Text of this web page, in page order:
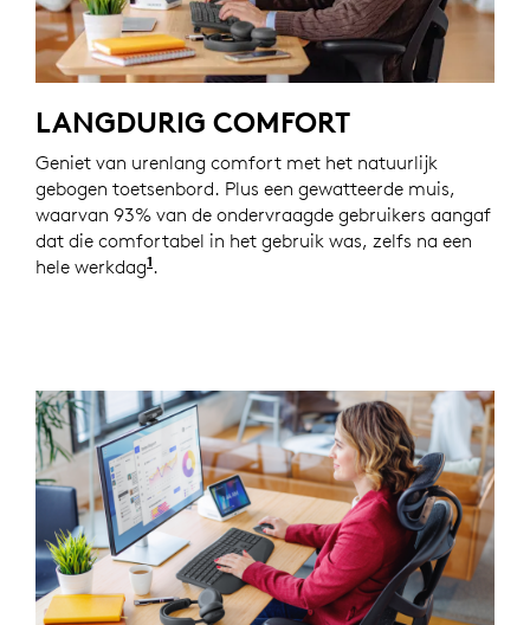
LANGDURIG COMFORT
Geniet van urenlang comfort met het natuurlijk
gebogen toetsenbord. Plus een gewatteerde muis,
waarvan 93% van de ondervraagde gebruikers aangaf
dat die comfortabel in het gebruik was, zelfs na een
hele werkdag1 Op basis van een onderzoek van
.